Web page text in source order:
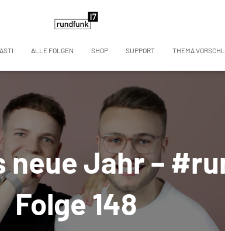
ALLE FOLGEN SHOP SUPPORT THEMA
Jahr –
Folge 148